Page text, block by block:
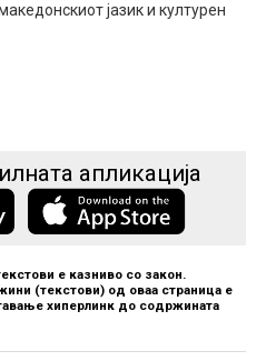
јазик и културен
апликација
е казниво со закон.
(текстови) од оваа страница е
хиперлинк до содржината